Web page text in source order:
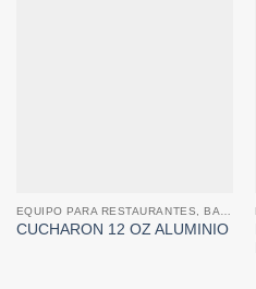
CUCHARON 12 OZ ALUMINIO